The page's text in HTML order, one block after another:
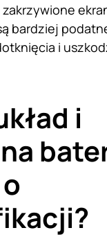
bardziej
i
i